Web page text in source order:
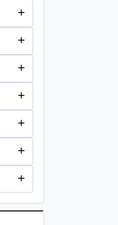
+
+
+
+
+
+
+